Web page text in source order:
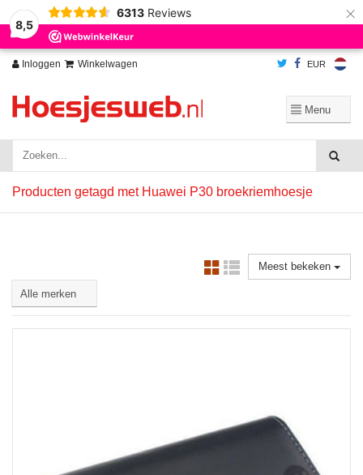
8,5
6313 Reviews ×
Inloggen Winkelwagen EUR
Producten getagd met Huawei P30 broekriemhoesje
Meest bekeken
Wij slaan cookies op om onze website te verbeteren. Is dat akkoord?
Ja
Nee